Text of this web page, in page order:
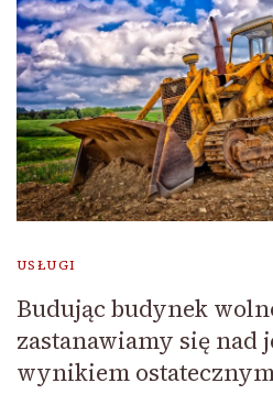
USŁUGI
Budując budynek
zastanawiamy się nad
wynikiem